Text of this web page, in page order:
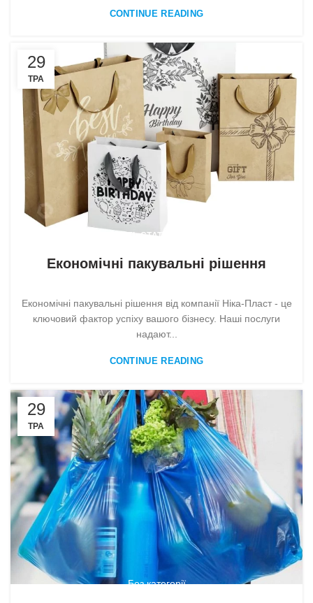
CONTINUE READING
29
ТРА
СТАТТІ,СТАТТІ
Економічні пакувальні рішення
Економічні пакувальні рішення від компанії Ніка-Пласт - це
ключовий фактор успіху вашого бізнесу. Наші послуги
надают...
CONTINUE READING
29
ТРА
Без категорії